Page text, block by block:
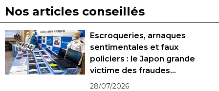
Nos articles conseillés
Escroqueries, arnaques
sentimentales et faux
policiers : le Japon grande
victime des fraudes
spécialisées
28/07/2026